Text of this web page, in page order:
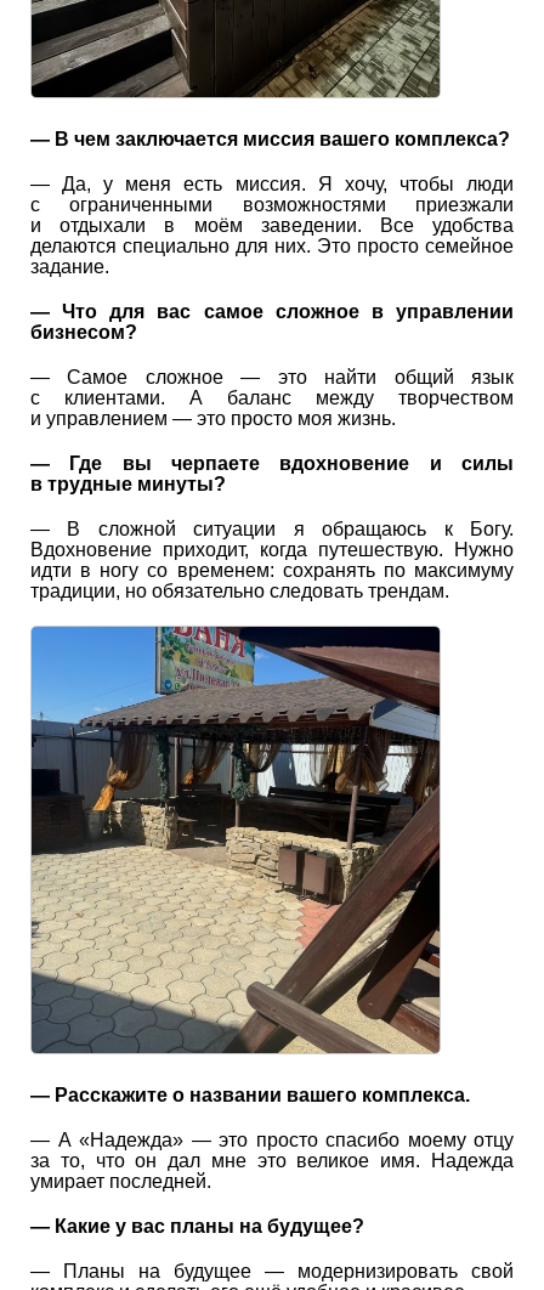
— В чем заключается миссия вашего комплекса?
— Да, у меня есть миссия. Я хочу, чтобы люди
с ограниченными возможностями приезжали
и отдыхали в моём заведении. Все удобства
делаются специально для них. Это просто семейное
задание.
— Что для вас самое сложное в управлении
бизнесом?
— Самое сложное — это найти общий язык
с клиентами. А баланс между творчеством
и управлением — это просто моя жизнь.
— Где вы черпаете вдохновение и силы
в трудные минуты?
— В сложной ситуации я обращаюсь к Богу.
Вдохновение приходит, когда путешествую. Нужно
идти в ногу со временем: сохранять по максимуму
традиции, но обязательно следовать трендам.
— Расскажите о названии вашего комплекса.
— А «Надежда» — это просто спасибо моему отцу
за то, что он дал мне это великое имя. Надежда
умирает последней.
— Какие у вас планы на будущее?
— Планы на будущее — модернизировать свой